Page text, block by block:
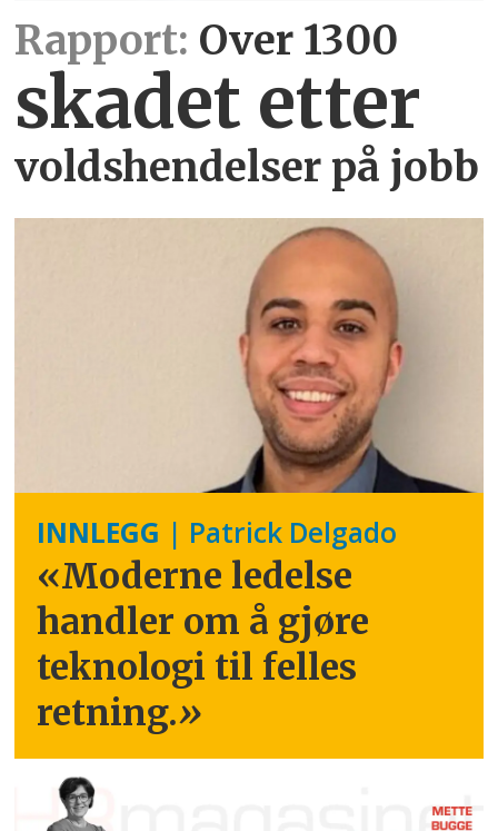
Rapport: Over 1300
skadet etter
voldshendelser på jobb
INNLEGG | Patrick Delgado
«Moderne ledelse
handler om å gjøre
teknologi til felles
retning.»